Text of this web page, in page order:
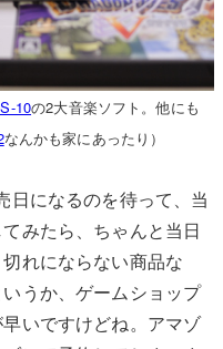
10の2大音楽ソフト。他にも
なんかも家にあったり）
日になるのを待って、当
みたら、ちゃんと当日
れにならない商品な
うか、ゲームショップ
いですけどね。アマゾ